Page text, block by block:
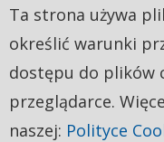
Ta strona używa
określić warunki
dostępu do plików
przeglądarce.
naszej: Polityce